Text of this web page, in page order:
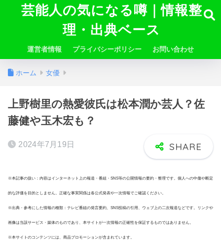
芸能人の気になる噂｜情報整
理・出典ベース
運営者情報 プライバシーポリシー お問い合わせ
ホーム 女優
上野樹里の熱愛彼氏は松本潤か芸人？佐
藤健や玉木宏も？
2024年7月19日
※本記事の扱い：内容はインターネット上の報道・番組・SNS等の公開情報の要約・整理です。個人への中傷や断定
的な評価を目的としません。正確な事実関係は各公式発表や一次情報でご確認ください。
※出典・参考にした情報の種類：テレビ番組の発言要約、SNS投稿の引用、ウェブ上の二次報道などです。リンクや
画像は当該サービス・媒体のものであり、本サイトが一次情報の正確性を保証するものではありません。
※本サイトのコンテンツには、商品プロモーションが含まれています。